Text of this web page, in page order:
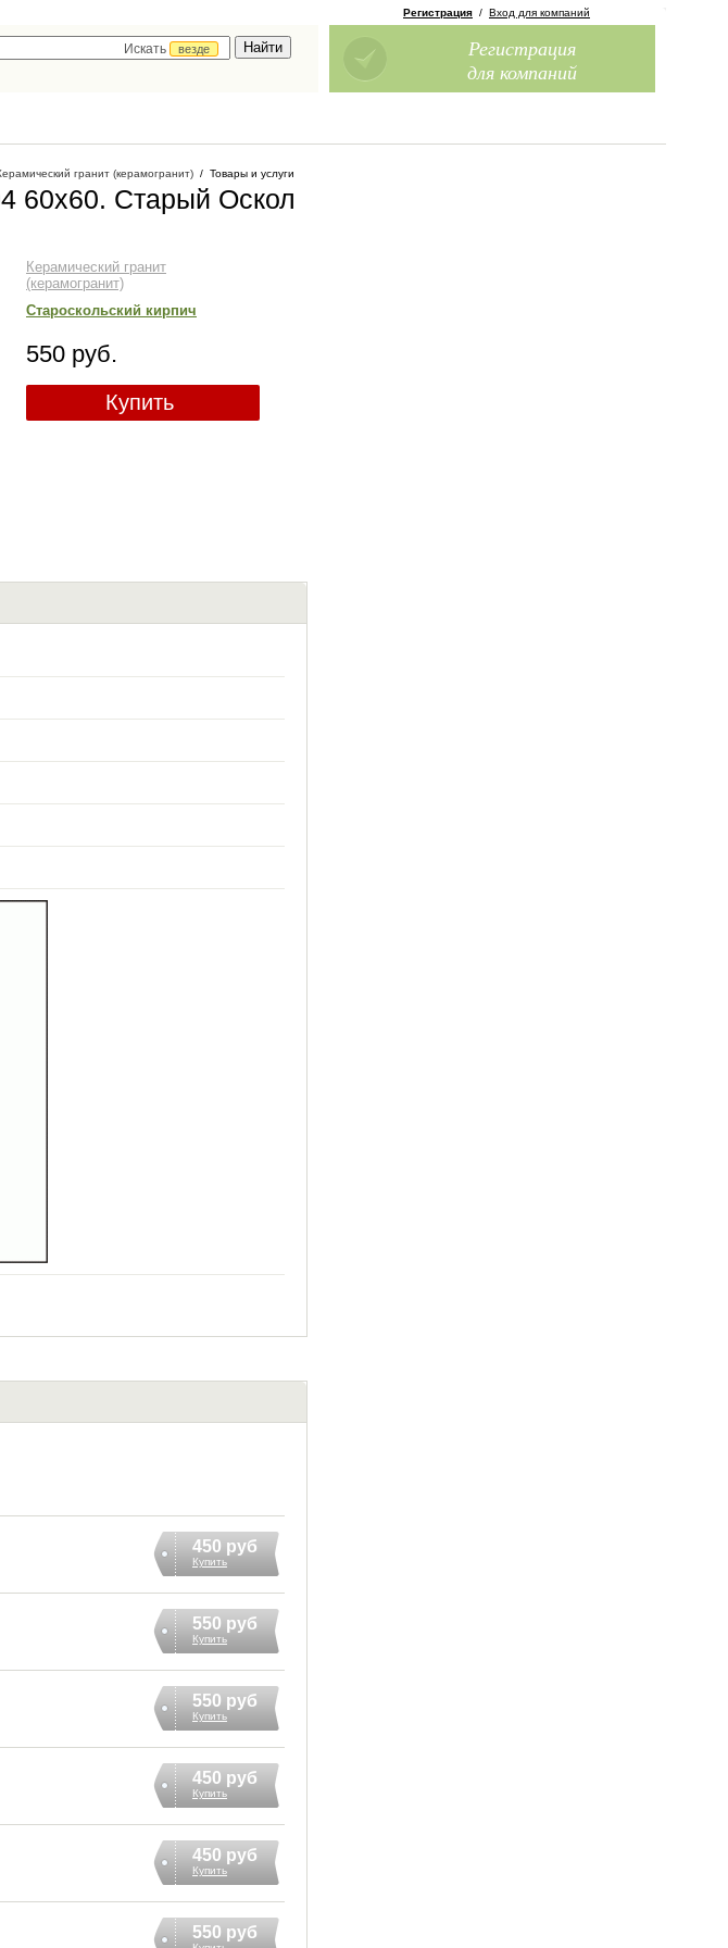
Искать
везде
Регистрация / Вход для компаний
Регистрация
для компаний
гранит (керамогранит) / Товары и услуги
60х60. Старый Оскол
Керамический гранит
(керамогранит)
Староскольский кирпич
550 руб.
Купить
450 руб
Купить
550 руб
Купить
550 руб
Купить
450 руб
Купить
450 руб
Купить
550 руб